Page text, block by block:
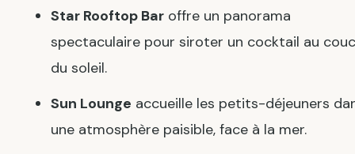
Star Rooftop Bar offre un panorama
spectaculaire pour siroter un cocktail au
du soleil.
Sun Lounge accueille les petits-déjeuners
une atmosphère paisible, face à la mer.